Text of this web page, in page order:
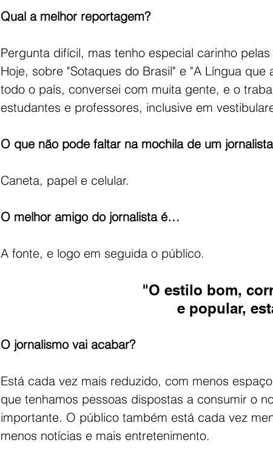
Qual a melhor reportagem?
Pergunta difícil, mas tenho especial carinho
Hoje, sobre "Sotaques do Brasil" e "A Língua que
todo o país, conversei com muita gente, e o
estudantes e professores, inclusive em
O que não pode faltar na mochila de um
Caneta, papel e celular.
O melhor amigo do jornalista é…
A fonte, e logo em seguida o público.
"O estilo bom,
e popular,
O jornalismo vai acabar?
Está cada vez mais reduzido, com menos
que tenhamos pessoas dispostas a consumir o
importante. O público também está cada vez
menos notícias e mais entretenimento.